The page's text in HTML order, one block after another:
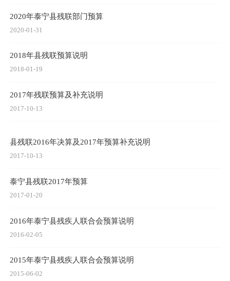
2020年泰宁县残联部门预算
2020-01-31
2018年县残联预算说明
2018-01-19
2017年残联预算及补充说明
2017-10-13
县残联2016年决算及2017年预算补充说明
2017-10-13
泰宁县残联2017年预算
2017-01-20
2016年泰宁县残疾人联合会预算说明
2016-02-05
2015年泰宁县残疾人联合会预算说明
2015-06-02